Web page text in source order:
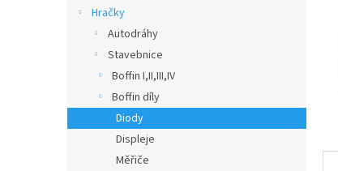
Hračky
Autodráhy
Stavebnice
Boffin I,II,III,IV
Boffin díly
Diody
Displeje
Měřiče